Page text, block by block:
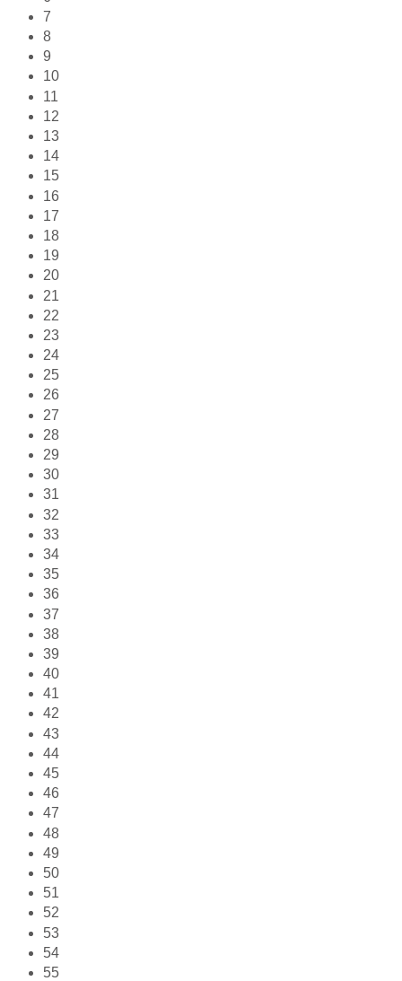
7
8
9
10
11
12
13
14
15
16
17
18
19
20
21
22
23
24
25
26
27
28
29
30
31
32
33
34
35
36
37
38
39
40
41
42
43
44
45
46
47
48
49
50
51
52
53
54
55